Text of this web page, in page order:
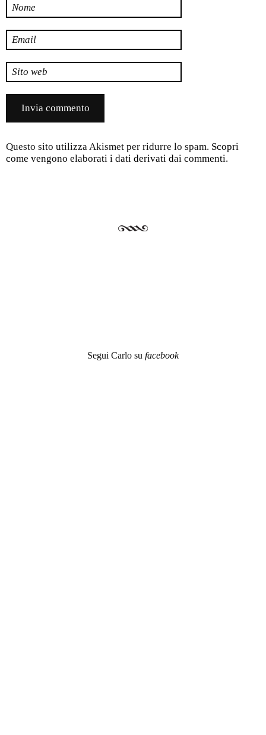
Nome
Email
Sito web
Questo sito utilizza Akismet per ridurre lo spam. Scopri
come vengono elaborati i dati derivati dai commenti.
Segui Carlo su facebook